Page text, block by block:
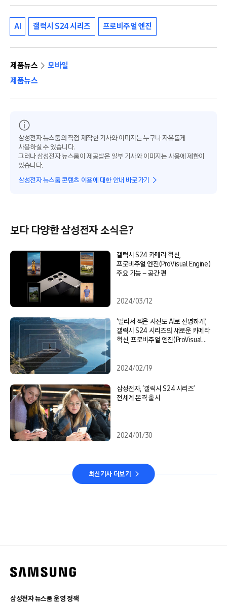
AI 갤럭시 S24 시리즈 프로비주얼 엔진
제품뉴스
모바일
제품뉴스
삼성전자 뉴스룸의 직접 제작한 기사와 이미지는 누구나 자유롭게
사용하실 수 있습니다.
그러나 삼성전자 뉴스룸이 제공받은 일부 기사와 이미지는 사용에 제한이
있습니다.
삼성전자 뉴스룸 콘텐츠 이용에 대한 안내 바로가기
보다 다양한 삼성전자 소식은?
갤럭시 S24 카메라 혁신,
프로비주얼 엔진(ProVisual Engine)
주요 기능 – 공간 편
2024/03/12
‘멀리서 찍은 사진도 AI로 선명하게’,
갤럭시 S24 시리즈의 새로운 카메라
혁신, 프로비주얼 엔진(ProVisual
2024/02/19
삼성전자, ‘갤럭시 S24 시리즈’
전세계 본격 출시
2024/01/30
최신기사 더보기
삼성전자 뉴스룸 운영 정책